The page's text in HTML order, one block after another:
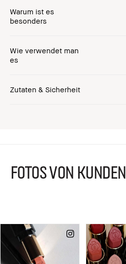
Warum ist es
besonders
Wie verwendet man
es
Zutaten & Sicherheit
FOTOS VON KUNDEN